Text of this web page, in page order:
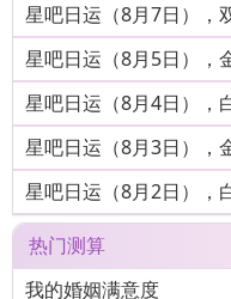
星吧日运（8月7日），
星吧日运（8月5日），
星吧日运（8月4日），
星吧日运（8月3日），
星吧日运（8月2日），
热门测算
我的婚姻满意度